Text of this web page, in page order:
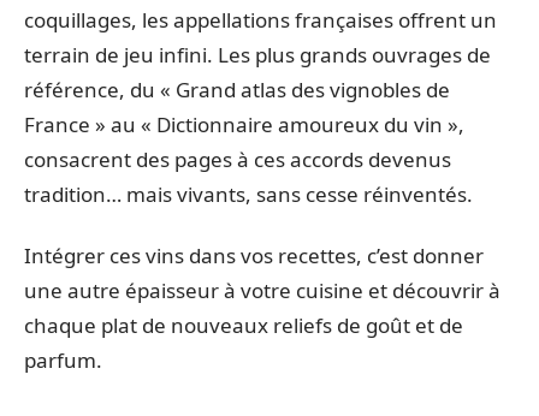
coquillages, les appellations françaises offrent un
terrain de jeu infini. Les plus grands ouvrages de
référence, du « Grand atlas des vignobles de
France » au « Dictionnaire amoureux du vin »,
consacrent des pages à ces accords devenus
tradition… mais vivants, sans cesse réinventés.
Intégrer ces vins dans vos recettes, c’est donner
une autre épaisseur à votre cuisine et découvrir à
chaque plat de nouveaux reliefs de goût et de
parfum.